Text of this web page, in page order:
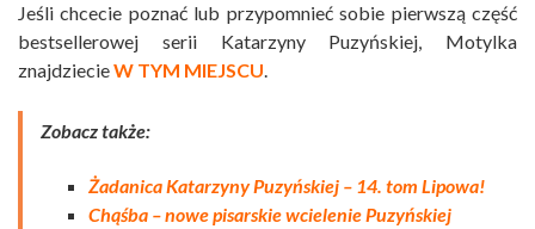
Jeśli chcecie poznać lub przypomnieć sobie pierwszą część
bestsellerowej serii Katarzyny Puzyńskiej, Motylka
znajdziecieW TYM MIEJSCU.
Zobacz także:
Żadanica Katarzyny Puzyńskiej – 14. tom Lipowa!
Chąśba – nowe pisarskie wcielenie Puzyńskiej